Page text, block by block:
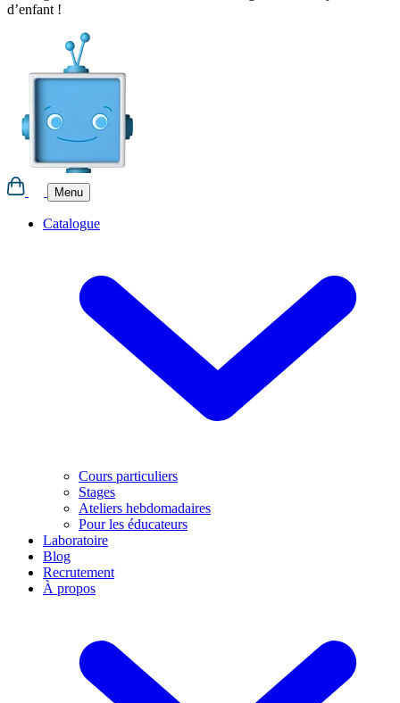
d’enfant !
Menu
Catalogue
Cours particuliers
Stages
Ateliers hebdomadaires
Pour les éducateurs
Laboratoire
Blog
Recrutement
À propos